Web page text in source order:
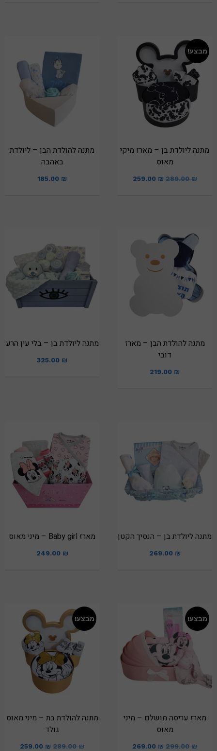
מבצע!
מתנה ליולדת בן – מארז מיקי
מאוס
289.00₪
259.00 ₪
מתנה להולדת הבן – ליולדת
באהבה
185.00 ₪
מתנה להולדת הבן – מארז
דובי
219.00 ₪
מתנה ליולדת בן – בלי עין הרע
325.00 ₪
מתנה ליולדת בן – הנסיך הקטן
269.00 ₪
מארז Baby girl – מיני מאוס
249.00 ₪
מבצע!
מארז עריסה מושלם – מיני
מאוס
299.00₪
269.00 ₪
מבצע!
מתנה להולדת בת – מיני מאוס
גולד
289.00₪
259.00 ₪